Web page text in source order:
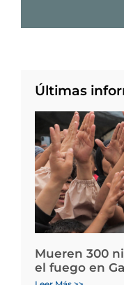
Últimas
Mueren 300
el fuego en